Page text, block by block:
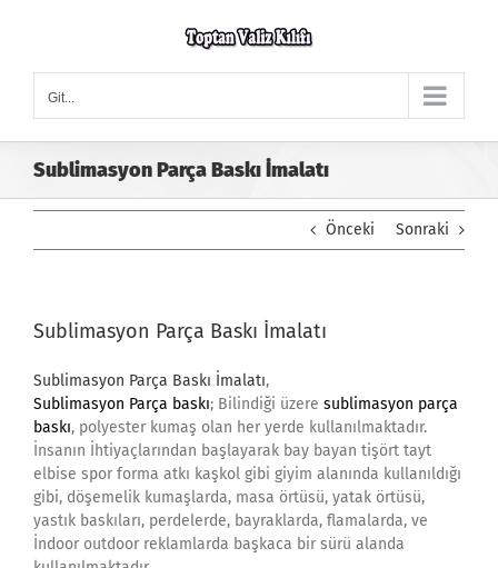
Git...
Sublimasyon Parça Baskı İmalatı
Önceki Sonraki
Sublimasyon Parça Baskı İmalatı
Sublimasyon Parça Baskı İmalatı,
Sublimasyon Parça baskı; Bilindiği üzere sublimasyon parça
baskı, polyester kumaş olan her yerde kullanılmaktadır.
İnsanın İhtiyaçlarından başlayarak bay bayan tişört tayt
elbise spor forma atkı kaşkol gibi giyim alanında kullanıldığı
gibi, döşemelik kumaşlarda, masa örtüsü, yatak örtüsü,
yastık baskıları, perdelerde, bayraklarda, flamalarda, ve
İndoor outdoor reklamlarda başkaca bir sürü alanda